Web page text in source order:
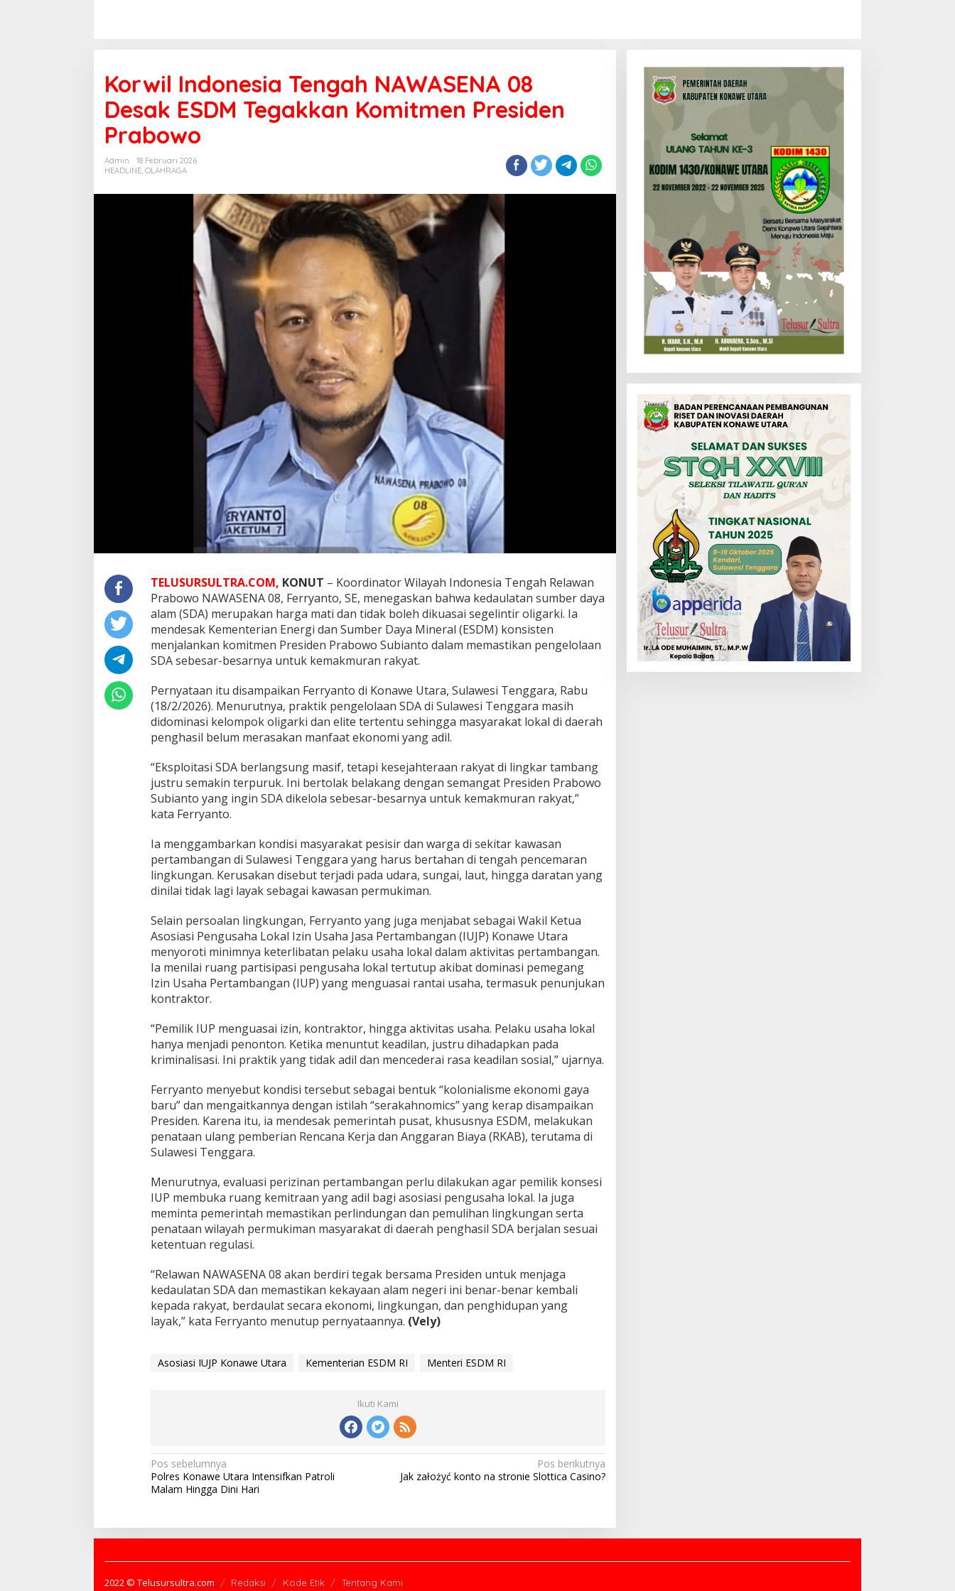
Korwil Indonesia Tengah NAWASENA 08
Desak ESDM Tegakkan Komitmen Presiden
Prabowo
Admin
18 Februari 2026
HEADLINE, OLAHRAGA
TELUSURSULTRA.COM, KONUT – Koordinator Wilayah Indonesia Tengah Relawan
Prabowo NAWASENA 08, Ferryanto, SE, menegaskan bahwa kedaulatan sumber daya
alam (SDA) merupakan harga mati dan tidak boleh dikuasai segelintir oligarki. Ia
mendesak Kementerian Energi dan Sumber Daya Mineral (ESDM) konsisten
menjalankan komitmen Presiden Prabowo Subianto dalam memastikan pengelolaan
SDA sebesar-besarnya untuk kemakmuran rakyat.
Pernyataan itu disampaikan Ferryanto di Konawe Utara, Sulawesi Tenggara, Rabu
(18/2/2026). Menurutnya, praktik pengelolaan SDA di Sulawesi Tenggara masih
didominasi kelompok oligarki dan elite tertentu sehingga masyarakat lokal di daerah
penghasil belum merasakan manfaat ekonomi yang adil.
“Eksploitasi SDA berlangsung masif, tetapi kesejahteraan rakyat di lingkar tambang
justru semakin terpuruk. Ini bertolak belakang dengan semangat Presiden Prabowo
Subianto yang ingin SDA dikelola sebesar-besarnya untuk kemakmuran rakyat,”
kata Ferryanto.
Ia menggambarkan kondisi masyarakat pesisir dan warga di sekitar kawasan
pertambangan di Sulawesi Tenggara yang harus bertahan di tengah pencemaran
lingkungan. Kerusakan disebut terjadi pada udara, sungai, laut, hingga daratan yang
dinilai tidak lagi layak sebagai kawasan permukiman.
Selain persoalan lingkungan, Ferryanto yang juga menjabat sebagai Wakil Ketua
Asosiasi Pengusaha Lokal Izin Usaha Jasa Pertambangan (IUJP) Konawe Utara
menyoroti minimnya keterlibatan pelaku usaha lokal dalam aktivitas pertambangan.
Ia menilai ruang partisipasi pengusaha lokal tertutup akibat dominasi pemegang
Izin Usaha Pertambangan (IUP) yang menguasai rantai usaha, termasuk penunjukan
kontraktor.
“Pemilik IUP menguasai izin, kontraktor, hingga aktivitas usaha. Pelaku usaha lokal
hanya menjadi penonton. Ketika menuntut keadilan, justru dihadapkan pada
kriminalisasi. Ini praktik yang tidak adil dan mencederai rasa keadilan sosial,” ujarnya.
Ferryanto menyebut kondisi tersebut sebagai bentuk “kolonialisme ekonomi gaya
baru” dan mengaitkannya dengan istilah “serakahnomics” yang kerap disampaikan
Presiden. Karena itu, ia mendesak pemerintah pusat, khususnya ESDM, melakukan
penataan ulang pemberian Rencana Kerja dan Anggaran Biaya (RKAB), terutama di
Sulawesi Tenggara.
Menurutnya, evaluasi perizinan pertambangan perlu dilakukan agar pemilik konsesi
IUP membuka ruang kemitraan yang adil bagi asosiasi pengusaha lokal. Ia juga
meminta pemerintah memastikan perlindungan dan pemulihan lingkungan serta
penataan wilayah permukiman masyarakat di daerah penghasil SDA berjalan sesuai
ketentuan regulasi.
“Relawan NAWASENA 08 akan berdiri tegak bersama Presiden untuk menjaga
kedaulatan SDA dan memastikan kekayaan alam negeri ini benar-benar kembali
kepada rakyat, berdaulat secara ekonomi, lingkungan, dan penghidupan yang
layak,” kata Ferryanto menutup pernyataannya. (Vely)
Asosiasi IUJP Konawe Utara Kementerian ESDM RI Menteri ESDM RI
Ikuti Kami
N
a
i
a
Pos sebelumnya
Polres Konawe Utara Intensifkan Patroli
Malam Hingga Dini Hari
Pos berikutnya
Jak założyć konto na stronie Slottica Casino?
2022 © Telusursultra.com Redaksi Kode Etik Tentang Kami